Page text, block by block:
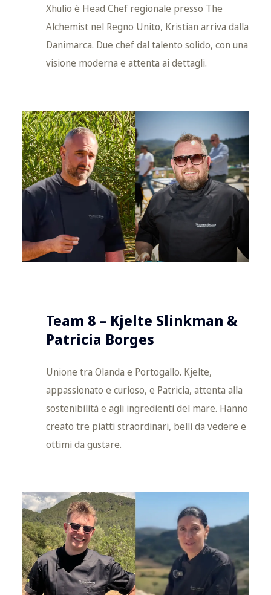
Xhulio è Head Chef regionale presso The
Alchemist nel Regno Unito, Kristian arriva dalla
Danimarca. Due chef dal talento solido, con una
visione moderna e attenta ai dettagli.
Team 8 – Kjelte Slinkman &
Patricia Borges
Unione tra Olanda e Portogallo. Kjelte,
appassionato e curioso, e Patricia, attenta alla
sostenibilità e agli ingredienti del mare. Hanno
creato tre piatti straordinari, belli da vedere e
ottimi da gustare.